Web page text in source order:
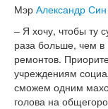
Мэр Александр Син
– Я хочу, чтобы ту
раза больше, чем
ремонтов.
учреждениям
сможем одним
голова на